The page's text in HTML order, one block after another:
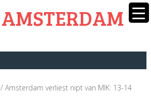
/ Amsterdam verliest nipt van MIK: 13-14